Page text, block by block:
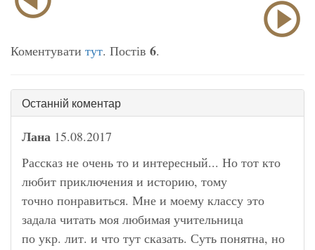
Коментувати тут. Постів 6.
Останній коментар
Лана 15.08.2017
Рассказ не очень то и интересный... Но тот кто
любит приключения и историю, тому
точно понравиться. Мне и моему классу это
задала читать моя любимая учительница
по укр. лит. и что тут сказать. Суть понятна, но